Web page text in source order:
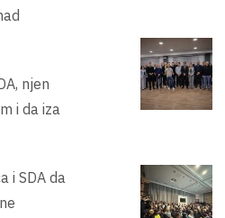
njen
i da iza
i SDA da